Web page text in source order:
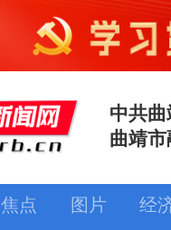
中共
曲靖
焦点 图片
经